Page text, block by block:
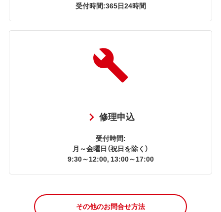
受付時間:365日24時間
修理申込
受付時間:
月～金曜日（祝日を除く）
9:30～12:00, 13:00～17:00
その他のお問合せ方法